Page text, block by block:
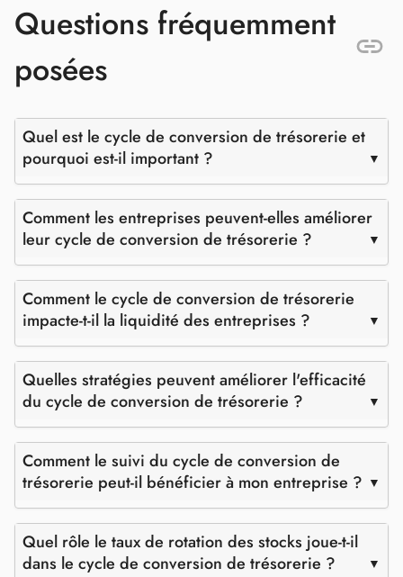
Questions fréquemment
posées
Quel est le cycle de conversion de trésorerie et
pourquoi est-il important ?
Comment les entreprises peuvent-elles améliorer
leur cycle de conversion de trésorerie ?
Comment le cycle de conversion de trésorerie
impacte-t-il la liquidité des entreprises ?
Quelles stratégies peuvent améliorer l'efficacité
du cycle de conversion de trésorerie ?
Comment le suivi du cycle de conversion de
trésorerie peut-il bénéficier à mon entreprise ?
Quel rôle le taux de rotation des stocks joue-t-il
dans le cycle de conversion de trésorerie ?